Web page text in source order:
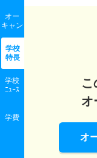
オー
キャン
学校
特長
学校
ﾆｭｰｽ
学費
こ
オ
オ